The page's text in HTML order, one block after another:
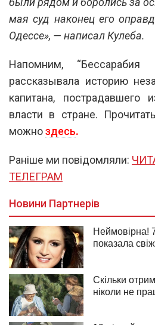
мая суд наконец его
Одессе», — написал Кулеба.
Напомним, “Бессарабия
рассказывала историю
капитана, пострадавшего
власти в стране.
можноздесь.
Раніше ми повідомляли:
ТЕЛЕГРАМ